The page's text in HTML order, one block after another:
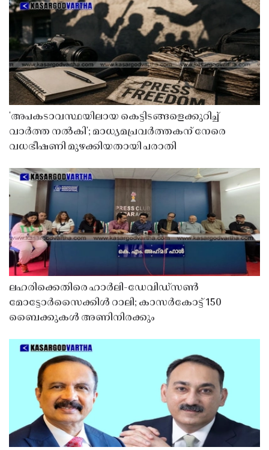
'അപകടാവസ്ഥയിലായ കെട്ടിടങ്ങളെക്കുറിച്ച്
വാർത്ത നൽകി'; മാധ്യമപ്രവർത്തകന് നേരെ
വധഭീഷണി മുഴക്കിയതായി പരാതി
ലഹരിക്കെതിരെ ഹാർലി-ഡേവിഡ്‌സൺ
മോട്ടോർസൈക്കിൾ റാലി; കാസർകോട്ട് 150
ബൈക്കുകൾ അണിനിരക്കും